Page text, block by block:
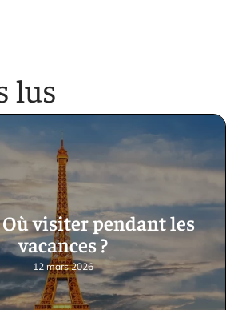
lus
Où visiter pendant les
vacances ?
12 mars 2026